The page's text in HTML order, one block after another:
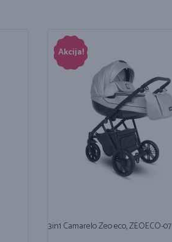
Akcija!
3in1 Camarelo Zeo eco, ZEOECO-07